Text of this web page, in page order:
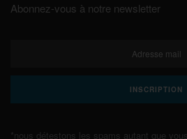
Abonnez-vous à notre newsletter
*nous détestons les spams autant que vous